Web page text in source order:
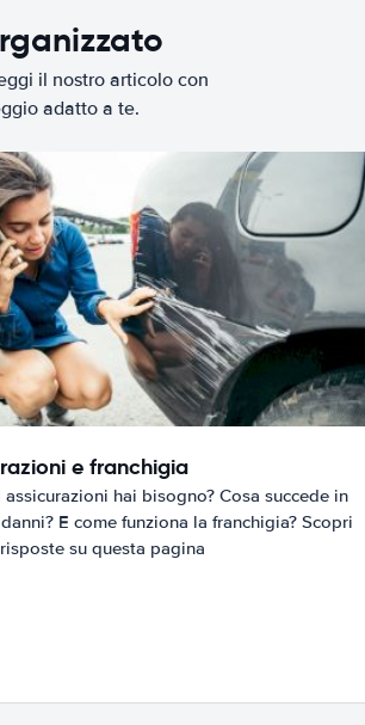
il nostro articolo con
adatto a te.
e franchigia
hai bisogno? Cosa succede in
E come funziona la franchigia? Scopri
su questa pagina